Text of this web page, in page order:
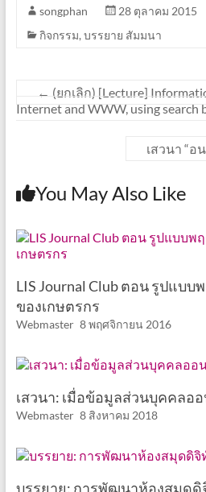
songphan
28 ตุลาคม 2015
กิจกรรม, บรรยาย สัมมนา
← (ยกเลิก) [Lecture]
Internet and WWW, using search
เสวนา “
You May Also Like
LIS Journal Club ตอน รูปแบ
ของเกษตรกร
Webmaster 8 พฤศจิกายน 2016
เสวนา: เมื่อข้อมูลส่วนบุคคลอ
Webmaster 8 สิงหาคม 2018
บรรยาย: การพัฒนาห้องสมุด